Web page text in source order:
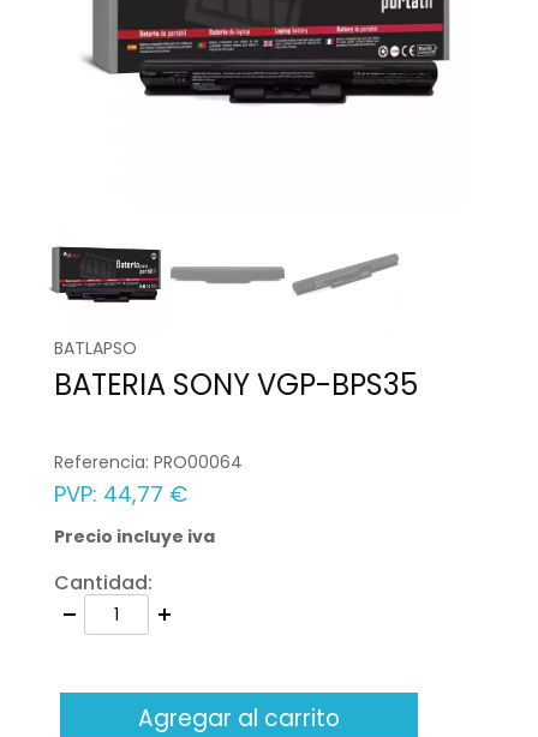
BATLAPSO
BATERIA SONY VGP-BPS35
Referencia: PRO00064
PVP: 44,77 €
Precio incluye iva
Cantidad:
Agregar al carrito